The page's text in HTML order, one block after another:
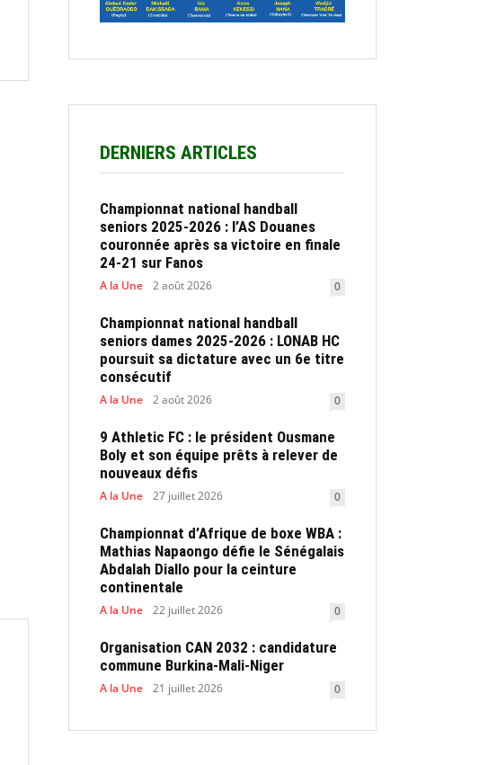
DERNIERS ARTICLES
Championnat national handball
seniors 2025-2026 : l’AS Douanes
couronnée après sa victoire en finale
24-21 sur Fanos
A la Une 2 août 2026 0
Championnat national handball
seniors dames 2025-2026 : LONAB HC
poursuit sa dictature avec un 6e titre
consécutif
A la Une 2 août 2026 0
9 Athletic FC : le président Ousmane
Boly et son équipe prêts à relever de
nouveaux défis
A la Une 27 juillet 2026 0
Championnat d’Afrique de boxe WBA :
Mathias Napaongo défie le Sénégalais
Abdalah Diallo pour la ceinture
continentale
A la Une 22 juillet 2026 0
Organisation CAN 2032 : candidature
commune Burkina-Mali-Niger
A la Une 21 juillet 2026 0